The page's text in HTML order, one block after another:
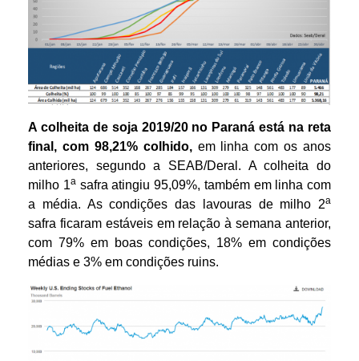
A colheita de soja 2019/20 no Paraná está na reta
final, com 98,21% colhido,em linha com os anos
anteriores, segundo a SEAB/Deral. A colheita do
milho 1asafra atingiu 95,09%, também em linha com
a média. As condições das lavouras de milho 2a
safra ficaram estáveis em relação à semana anterior,
com 79% em boas condições, 18% em condições
médias e 3% em condições ruins.